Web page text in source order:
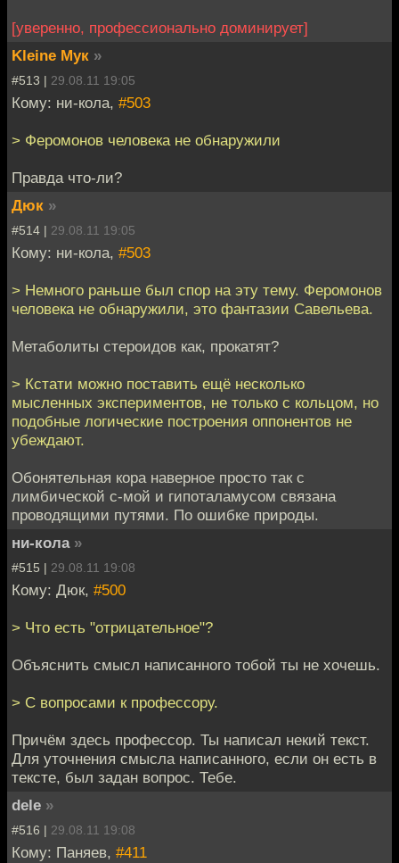
[уверенно, профессионально доминирует]
Kleine Мук »
#513 | 29.08.11 19:05
Кому: ни-кола, #503
> Феромонов человека не обнаружили
Правда что-ли?
Дюк »
#514 | 29.08.11 19:05
Кому: ни-кола, #503
> Немного раньше был спор на эту тему. Феромонов
человека не обнаружили, это фантазии Савельева.
Метаболиты стероидов как, прокатят?
> Кстати можно поставить ещё несколько
мысленных экспериментов, не только с кольцом, но
подобные логические построения оппонентов не
убеждают.
Обонятельная кора наверное просто так с
лимбической с-мой и гипоталамусом связана
проводящими путями. По ошибке природы.
ни-кола »
#515 | 29.08.11 19:08
Кому: Дюк, #500
> Что есть "отрицательное"?
Объяснить смысл написанного тобой ты не хочешь.
> С вопросами к профессору.
Причём здесь профессор. Ты написал некий текст.
Для уточнения смысла написанного, если он есть в
тексте, был задан вопрос. Тебе.
dele »
#516 | 29.08.11 19:08
Кому: Паняев, #411